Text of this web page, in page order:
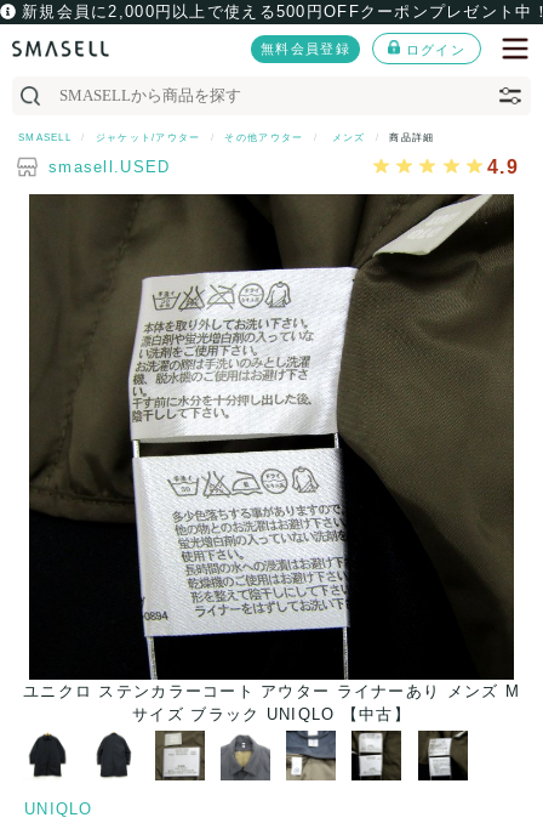
新規会員に2,000円以上で使える500円OFFクーポンプレゼント中
無料会員登録 ログイン
SMASELL ジャケット/アウター その他アウター メンズ 商品詳細
smasell.USED 4.9
ユニクロ ステンカラーコート アウター ライナーあり メンズ M
サイズ ブラック UNIQLO 【中古】
UNIQLO